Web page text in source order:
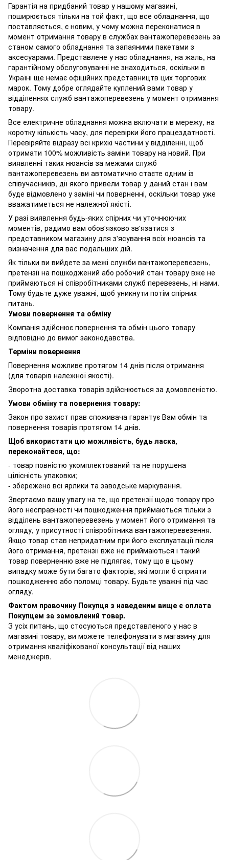
Гарантія на придбаний товар у нашому магазині,
поширюється тільки на той факт, що все обладнання, що
поставляється, є новим, у чому можна переконатися в
момент отримання товару в службах вантажоперевезень за
станом самого обладнання та запаяними пакетами з
аксесуарами. Представлене у нас обладнання, на жаль, на
гарантійному обслуговуванні не знаходиться, оскільки в
Україні ще немає офіційних представництв цих торгових
марок. Тому добре оглядайте куплений вами товар у
відділеннях служб вантажоперевезень у момент отримання
товару.
Все електричне обладнання можна включати в мережу, на
коротку кількість часу, для перевірки його працездатності.
Перевіряйте відразу всі крихкі частини у відділенні, щоб
отримати 100% можливість заміни товару на новий. При
виявленні таких нюансів за межами служб
вантажоперевезень ви автоматично стаєте одним із
співучасників, дії якого привели товар у даний стан і вам
буде відмовлено у заміні чи поверненні, оскільки товар уже
вважатиметься не належної якісті.
У разі виявлення будь-яких спірних чи уточнюючих
моментів, радимо вам обов'язково зв'язатися з
представником магазину для з'ясування всіх нюансів та
визначення для вас подальших дій.
Як тільки ви вийдете за межі служби вантажоперевезень,
претензії на пошкоджений або робочий стан товару вже не
приймаються ні співробітниками служб перевезень, ні нами.
Тому будьте дуже уважні, щоб уникнути потім спірних
питань.
Умови повернення та обміну
Компанія здійснює повернення та обмін цього товару
відповідно до вимог законодавства.
Терміни повернення
Повернення можливе протягом 14 днів після отримання
(для товарів належної якості).
Зворотна доставка товарів здійснюється за домовленістю.
Умови обміну та повернення товару:
Закон про захист прав споживача гарантує Вам обмін та
повернення товарів протягом 14 днів.
Щоб використати цю можливість, будь ласка,
переконайтеся, що:
- товар повністю укомплектований та не порушена
цілісність упаковки;
- збережено всі ярлики та заводське маркування.
Звертаємо вашу увагу на те, що претензії щодо товару про
його несправності чи пошкодження приймаються тільки з
відділень вантажоперевезень у момент його отримання та
огляду, у присутності співробітника вантажоперевезення.
Якщо товар став непридатним при його експлуатації після
його отримання, претензії вже не приймаються і такий
товар поверненню вже не підлягає, тому що в цьому
випадку може бути багато факторів, які могли б сприяти
пошкодженню або поломці товару. Будьте уважні під час
огляду.
Фактом правочину Покупця з наведеним вище є оплата
Покупцем за замовлений товар.
З усіх питань, що стосуються представленого у нас в
магазині товару, ви можете телефонувати з магазину для
отримання кваліфікованої консультації від наших
менеджерів.